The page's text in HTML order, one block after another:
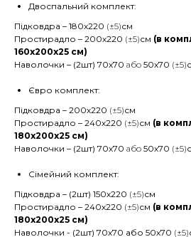
Двоспальний комплект:
Підковдра – 180х220 (±5)см
Простирадло – 200х220 (±5)см (в
160х200х25 см)
Наволочки – (2шт) 70х70 або 50х70 (±5)
Євро комплект:
Підковдра – 200х220 (±5)см
Простирадло – 240х220 (±5)см (в
180х200х25 см)
Наволочки – (2шт) 70х70 або 50х70 (±5)
Сімейний комплект:
Підковдра – (2шт) 150х220 (±5)см
Простирадло – 240х220 (±5)см (в
180х200х25 см)
Наволочки - (2шт) 70х70 або 50х70 (±5)